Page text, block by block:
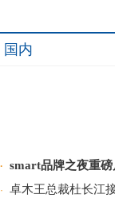
国内
· smart品牌之夜重
· 卓木王总裁杜长江